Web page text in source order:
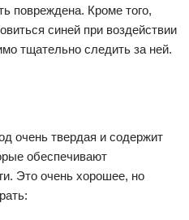
повреждена. Кроме того,
синей при воздействии
тщательно следить за ней.
очень твердая и содержит
обеспечивают
Это очень хорошее, но